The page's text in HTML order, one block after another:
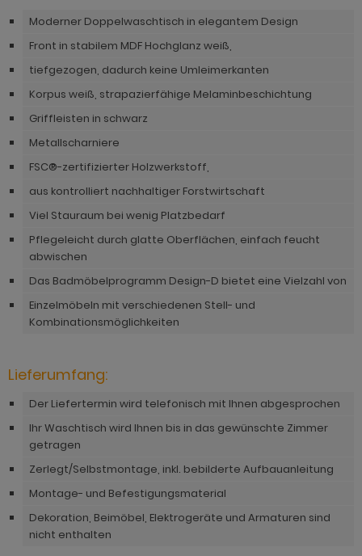
Moderner Doppelwaschtisch in elegantem Design
Front in stabilem MDF Hochglanz weiß,
tiefgezogen, dadurch keine Umleimerkanten
Korpus weiß, strapazierfähige Melaminbeschichtung
Griffleisten in schwarz
Metallscharniere
FSC®-zertifizierter Holzwerkstoff,
aus kontrolliert nachhaltiger Forstwirtschaft
Viel Stauraum bei wenig Platzbedarf
Pflegeleicht durch glatte Oberflächen, einfach feucht
abwischen
Das Badmöbelprogramm Design-D bietet eine Vielzahl von
Einzelmöbeln mit verschiedenen Stell- und
Kombinationsmöglichkeiten
Lieferumfang:
Der Liefertermin wird telefonisch mit Ihnen abgesprochen
Ihr Waschtisch wird Ihnen bis in das gewünschte Zimmer
getragen
Zerlegt/Selbstmontage, inkl. bebilderte Aufbauanleitung
Montage- und Befestigungsmaterial
Dekoration, Beimöbel, Elektrogeräte und Armaturen sind
nicht enthalten
Ronson
Rovola
Sena
Sentra
Starlet
Stove Old Style hell
Stove weiß Pinie
Sunroof
Tomaso
Vestland
Ward
Ronin Eiche
Ronin Esche
Rooky weiß
Rovola
Scandik
Sentra
Seyne
Stove weiß Pinie
Sumatra
Sunroof
Timber